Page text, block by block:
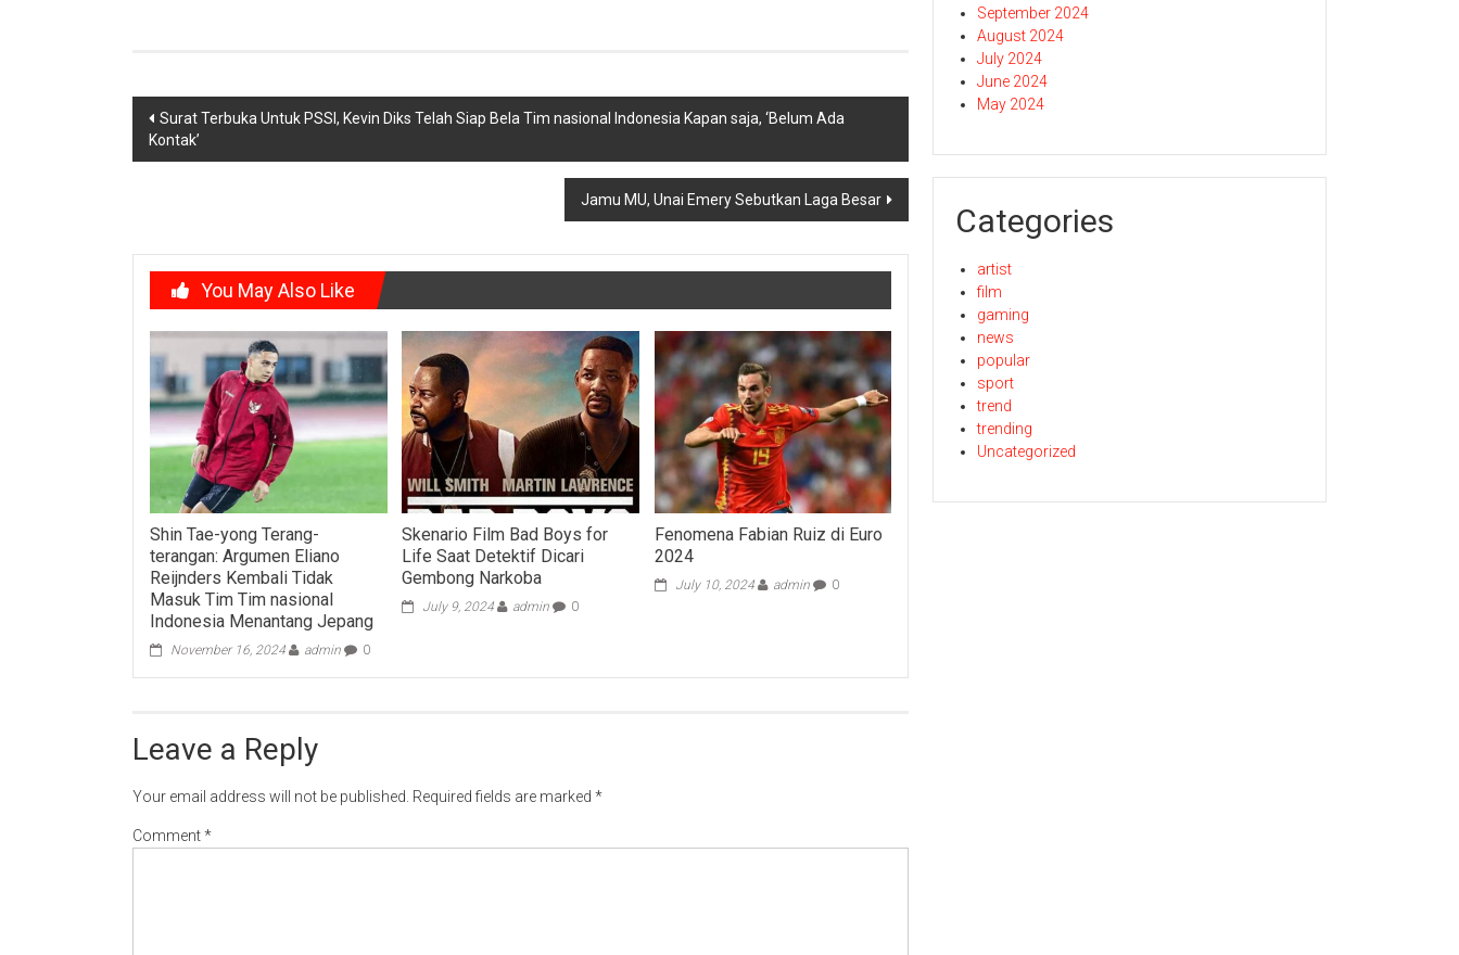
Post
navigation
Surat Terbuka Untuk PSSI, Kevin Diks Telah Siap Bela Tim nasional Indonesia Kapan saja, ‘Belum Ada
Kontak’
Jamu MU, Unai Emery Sebutkan Laga Besar
You May Also Like
Shin Tae-yong Terang-
terangan: Argumen Eliano
Reijnders Kembali Tidak
Masuk Tim Tim nasional
Indonesia Menantang Jepang
November 16, 2024 admin 0
Skenario Film Bad Boys for
Life Saat Detektif Dicari
Gembong Narkoba
July 9, 2024 admin 0
Fenomena Fabian Ruiz di Euro
2024
July 10, 2024 admin 0
Leave a Reply
Your email address will not be published. Required fields are marked *
Comment*
September 2024
August 2024
July 2024
June 2024
May 2024
Categories
artist
film
gaming
news
popular
sport
trend
trending
Uncategorized